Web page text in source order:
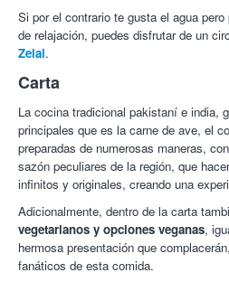
Si por el contrario te gusta el agua
de relajación, puedes disfrutar de un
Zelai.
Carta
La cocina tradicional pakistaní e india,
principales que es la carne de ave, el
preparadas de numerosas maneras,
sazón peculiares de la región, que
infinitos y originales, creando una
Adicionalmente, dentro de la carta
vegetarianos y opciones veganas,
hermosa presentación que
fanáticos de esta comida.